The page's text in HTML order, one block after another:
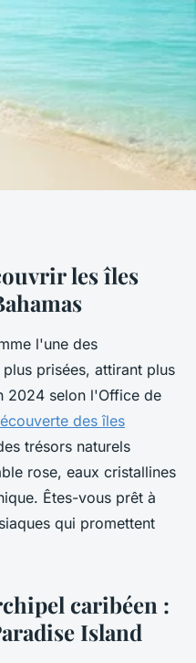
bahamas :
tropical
de lecture
les îles
l'une des
prisées, attirant plus
2024 selon l'Office de
des îles
trésors naturels
rose, eaux cristallines
Êtes-vous prêt à
qui promettent
caribéen :
Island